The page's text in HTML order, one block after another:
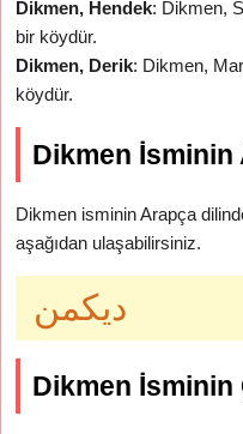
Dikmen, Hendek: Dikmen,
bir köydür.
Dikmen, Derik: Dikmen,
köydür.
Dikmen İsminin
Dikmen isminin Arapça
aşağıdan ulaşabilirsiniz.
ديكمن
Dikmen İsminin